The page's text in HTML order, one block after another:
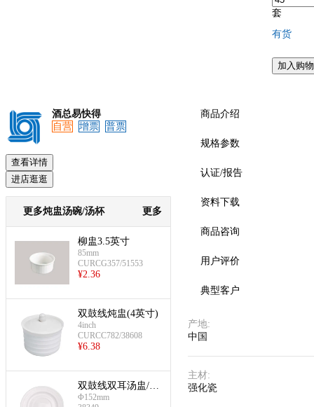
套
有货
加入购
酒总易快得
自营
增票 普票
查看详情
进店逛逛
更多炖盅汤碗/汤杯 更多
柳盅3.5英寸
85mm
CURCG357/51553
¥2.36
双鼓线炖盅(4英寸)
4inch
CURCC782/38608
¥6.38
双鼓线双耳汤盅/碟
(汤盅底碟)
Φ152mm
商品介绍
规格参数
认证/报告
资料下载
商品咨询
用户评价
典型客户
产地:
中国
主材:
强化瓷